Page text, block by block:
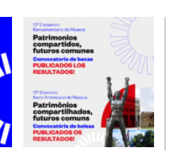
boletín de